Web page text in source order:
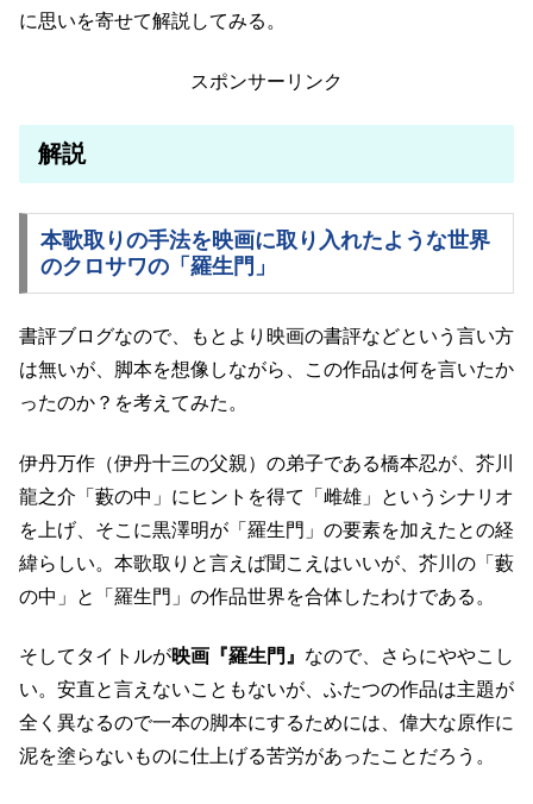
に思いを寄せて解説してみる。
スポンサーリンク
解説
本歌取りの手法を映画に取り入れたような世界
のクロサワの「羅生門」
書評ブログなので、もとより映画の書評などという言い方
は無いが、脚本を想像しながら、この作品は何を言いたか
ったのか？を考えてみた。
伊丹万作（伊丹十三の父親）の弟子である橋本忍が、芥川
龍之介「藪の中」にヒントを得て「雌雄」というシナリオ
を上げ、そこに黒澤明が「羅生門」の要素を加えたとの経
緯らしい。本歌取りと言えば聞こえはいいが、芥川の「藪
の中」と「羅生門」の作品世界を合体したわけである。
そしてタイトルが映画『羅生門』 なので、さらにややこし
い。安直と言えないこともないが、ふたつの作品は主題が
全く異なるので一本の脚本にするためには、偉大な原作に
泥を塗らないものに仕上げる苦労があったことだろう。